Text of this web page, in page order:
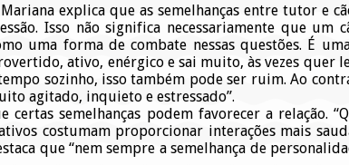
explica que as semelhanças entre tutor e
Isso não significa necessariamente que
uma forma de combate nessas questões. É
ativo, enérgico e sai muito, às vezes quer
sozinho, isso também pode ser ruim. Ao
agitado, inquieto e estressado”.
certas semelhanças podem favorecer a
costumam proporcionar interações mais
que “nem sempre a semelhança de